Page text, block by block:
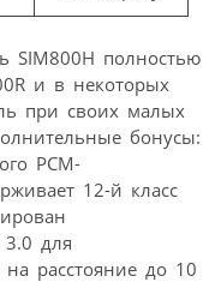
SIM800H полностью
и в некоторых
при своих малых
бонусы:
PCM-
12-й класс
для
расстояние до 10